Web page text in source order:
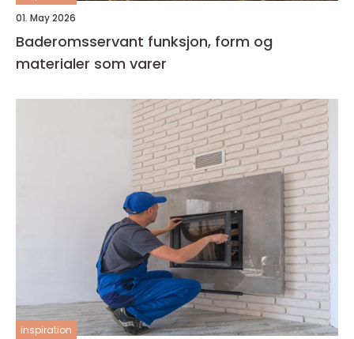
01. May 2026
Baderomsservant funksjon, form og
materialer som varer
inspiration